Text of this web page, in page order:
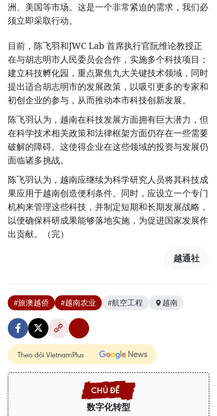
洲、美国等市场。这是一个非常紧迫的需求，我们必
须立即采取行动。
目前，陈飞羽和JWC Lab 首席执行官阮维论教授正
在与胡志明市人民委员会合作，实施多个科技项目；
建立科技孵化园，重点聚焦九大关键技术领域，同时
提出适合胡志明市的发展政策，以吸引更多的专家和
初创企业的参与，从而推动本市科技创新发展。
陈飞羽认为，越南在科技发展方面拥有巨大潜力，但
在科学技术相关政策和法律框架方面仍存在一些需要
破解的障碍。这使得企业在这些领域的投资与发展仍
面临诸多挑战。
陈飞羽认为，越南应继续为科学研究人员将其科技成
果应用于越南创造便利条件。同时，应设立一个专门
机构来管理这些科技，并制定短期和长期发展战略，
以便确保科研成果能够落地实施，为促进国家发展作
出贡献。（完）
越通社
#旅澳越侨 #越南农业 #航空工程 越南
Theo dõi VietnamPlus
数字化转型